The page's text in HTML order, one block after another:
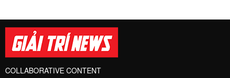
COLLABORATIVE CONTENT